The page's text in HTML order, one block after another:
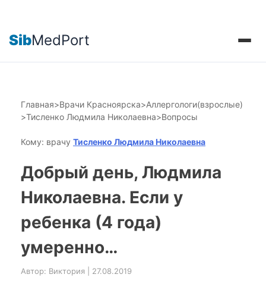
SibMedPort
Главная>Врачи Красноярска>Аллергологи(взрослые)
>Тисленко Людмила Николаевна>Вопросы
Кому: врачу Тисленко Людмила Николаевна
Добрый день, Людмила
Николаевна. Если у
ребенка (4 года)
умеренно…
Автор: Виктория | 27.08.2019